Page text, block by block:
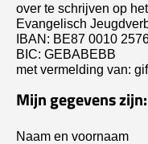
over te schrijven op
Evangelisch
IBAN: BE87 0010
BIC: GEBABEBB
met vermelding van:
Mijn gegevens zijn:
Naam en voornaam